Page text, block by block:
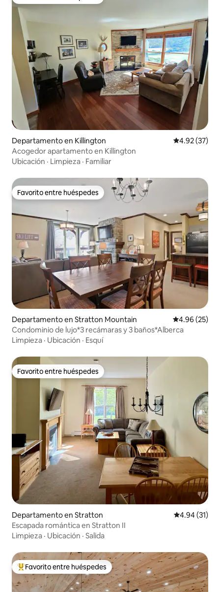
Departamento en Killington Calificación
4.92 (37)
Acogedor apartamento en Killington
Ubicación · Limpieza · Familiar
Favorito entre huéspedes
Favorito entre huéspedes
Departamento en Stratton Mountain Calificación
4.96 (25)
Condominio de lujo*3 recámaras y 3 baños*Alberca
Limpieza · Ubicación · Esquí
Favorito entre huéspedes
Favorito entre huéspedes
Departamento en Stratton Calificación
4.94 (31)
Escapada romántica en Stratton II
Limpieza · Ubicación · Salida
De los mejores en Favorito entre huéspedes
Favorito entre huéspedes